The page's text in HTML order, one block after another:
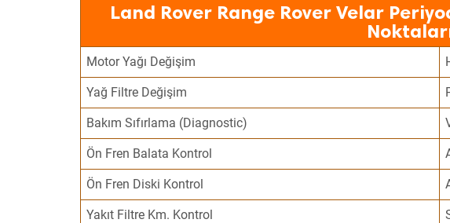
Land Rover Range Rover Velar
Motor Yağı Değişim
Yağ Filtre Değişim
Bakım Sıfırlama (Diagnostic)
Ön Fren Balata Kontrol
Ön Fren Diski Kontrol
Yakıt Filtre Km. Kontrol